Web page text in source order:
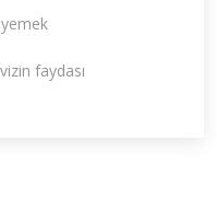
faydası